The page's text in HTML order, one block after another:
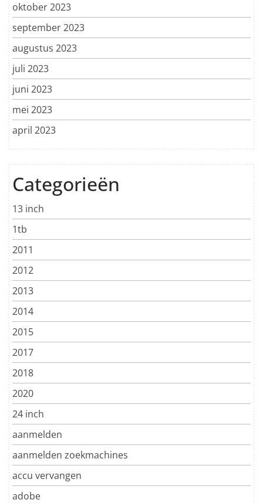
oktober 2023
september 2023
augustus 2023
juli 2023
juni 2023
mei 2023
april 2023
Categorieën
13 inch
1tb
2011
2012
2013
2014
2015
2017
2018
2020
24 inch
aanmelden
aanmelden zoekmachines
accu vervangen
adobe